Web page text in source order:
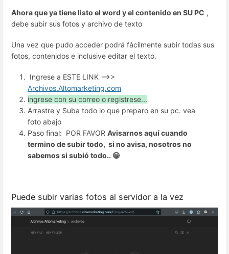
Ahora que ya tiene listo el word y el contenido en SU PC ,
debe subir sus fotos y archivo de texto
Una vez que pudo acceder podrá fácilmente subir todas sus
fotos, contenidos e inclusive editar el texto.
Ingrese a ESTE LINK -->>
Archivos.Altomarketing.com
ingrese con su correo o registrese...
Arrastre y Suba todo lo que preparo en su pc. vea
foto abajo
Paso final: POR FAVOR Avisarnos aquí cuando
termino de subir todo, si no avisa, nosotros no
sabemos si subió todo.. 😁
Puede subir varias fotos al servidor a la vez